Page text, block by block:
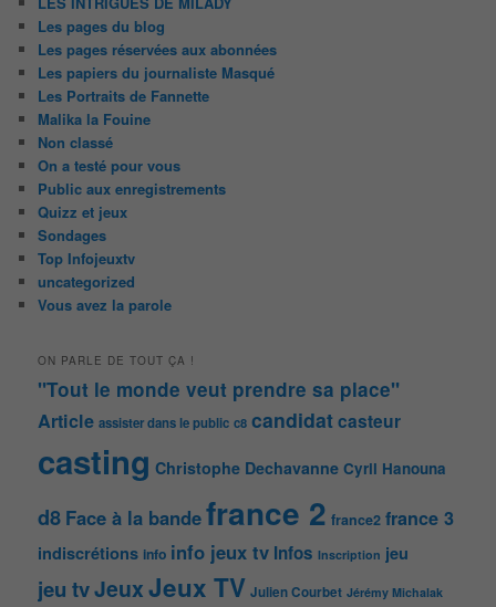
Les pages du blog
Les pages réservées aux abonnées
Les papiers du journaliste Masqué
Les Portraits de Fannette
Malika la Fouine
Non classé
On a testé pour vous
Public aux enregistrements
Quizz et jeux
Sondages
Top Infojeuxtv
uncategorized
Vous avez la parole
ON PARLE DE TOUT ÇA !
"Tout le monde veut prendre sa place"
Article assister dans le public c8 candidatcasteur
casting Christophe Dechavanne Cyril Hanouna
d8 Face à la bandefrance 2 france2 france 3
indiscrétions info info jeux tv Infos Inscription jeu
jeu tvJeuxJeux TV Julien Courbet Jérémy Michalak